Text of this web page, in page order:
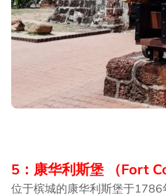
5：康华利斯堡 （Fort
位于槟城的康华利斯堡于